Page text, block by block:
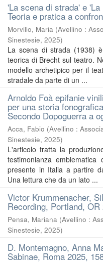
'La scena di strada' e
Teoria e pratica a
Morvillo, Maria (Avellino :
Sinestesie, 2025)
La scena di strada (1938)
teorica di Brecht sul teatro.
modello archetipico per il
stradale da parte di un ...
Arnoldo Foà epifanie
per una storia
Secondo Dopoguerra a
Acca, Fabio (Avellino :
Sinestesie, 2025)
L'articolo tratta la
testimonianza
presente in Italia a partire
Una lettura che da un lato ...
Victor Krummenacher,
Recording, Portland, OR
Pensa, Mariana (Avellino :
Sinestesie, 2025)
D. Montemagno, Anna
Sabinae, Roma 2025,